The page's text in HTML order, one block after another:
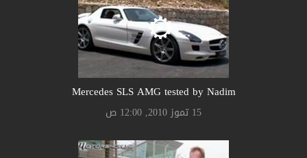
Mercedes SLS AMG tested by Nadim
15 تموز 2010, 12:00 ص